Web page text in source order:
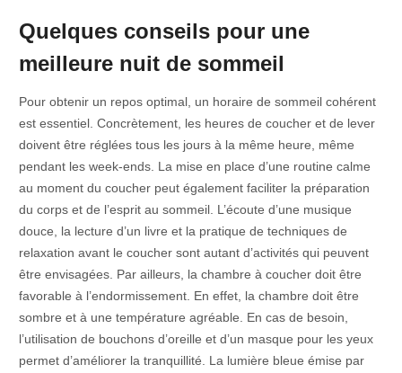
Quelques conseils pour une
meilleure nuit de sommeil
Pour obtenir un repos optimal, un horaire de sommeil cohérent
est essentiel. Concrètement, les heures de coucher et de lever
doivent être réglées tous les jours à la même heure, même
pendant les week-ends. La mise en place d’une routine calme
au moment du coucher peut également faciliter la préparation
du corps et de l’esprit au sommeil. L’écoute d’une musique
douce, la lecture d’un livre et la pratique de techniques de
relaxation avant le coucher sont autant d’activités qui peuvent
être envisagées. Par ailleurs, la chambre à coucher doit être
favorable à l’endormissement. En effet, la chambre doit être
sombre et à une température agréable. En cas de besoin,
l’utilisation de bouchons d’oreille et d’un masque pour les yeux
permet d’améliorer la tranquillité. La lumière bleue émise par